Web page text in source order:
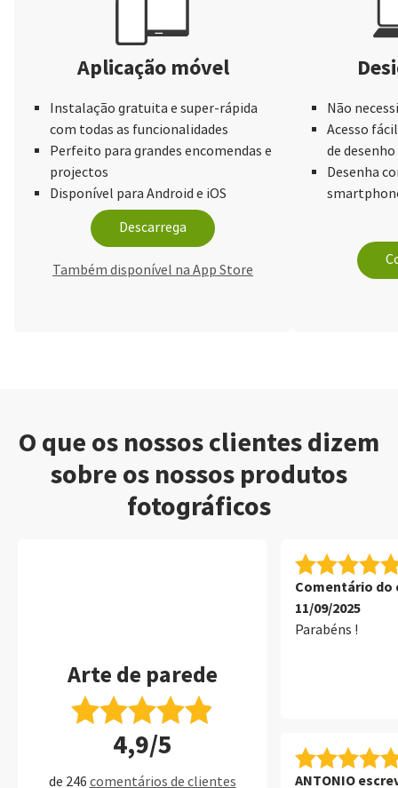
Aplicação móvel
Instalação gratuita e super-rápida
com todas as funcionalidades
Perfeito para grandes encomendas e
projectos
Disponível para Android e iOS
Descarrega
Também disponível na App Store
Não
Acesso
de desenho
Desenha
O que os nossos clientes dizem
sobre os nossos produtos
fotográficos
Arte de parede
4,9/5
de 246 comentários de clientes
Comentário do
11/09/2025
Parabéns !
ANTONIO